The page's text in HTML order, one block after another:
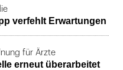
verfehlt Erwartungen
für Ärzte
erneut überarbeitet